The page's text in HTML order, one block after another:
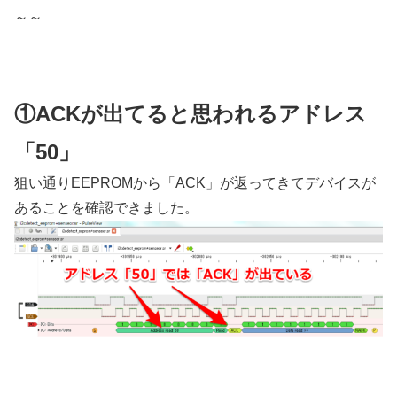
～～
①ACKが出てると思われるアドレス
「50」
狙い通りEEPROMから「ACK」が返ってきてデバイスが
あることを確認できました。